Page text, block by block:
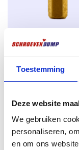
Toestemming
Deze website
We gebruiken
personaliseren,
en om ons
Vis en acier
Large plage
Arête de
de la puissance
Vis de vidange TX-30
1,99
excl. BTW:€1,64
Rupture de stock